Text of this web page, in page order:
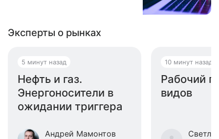
Эксперты о рынках
6 минут назад
Нефть и газ.
Энергоносители в
ожидании триггера
Андрей Мамонтов
10 минут назад
Рабочий
видов